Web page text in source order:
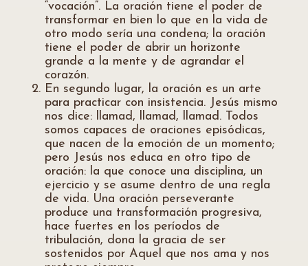
“vocación”. La oración tiene el poder de
transformar en bien lo que en la vida de
otro modo sería una condena; la oración
tiene el poder de abrir un horizonte
grande a la mente y de agrandar el
corazón.
En segundo lugar, la oración es un arte
para practicar con insistencia. Jesús mismo
nos dice: llamad, llamad, llamad. Todos
somos capaces de oraciones episódicas,
que nacen de la emoción de un momento;
pero Jesús nos educa en otro tipo de
oración: la que conoce una disciplina, un
ejercicio y se asume dentro de una regla
de vida. Una oración perseverante
produce una transformación progresiva,
hace fuertes en los períodos de
tribulación, dona la gracia de ser
sostenidos por Aquel que nos ama y nos